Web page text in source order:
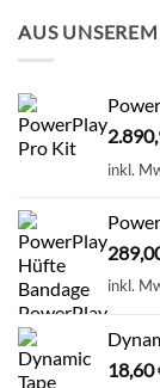
AUS
inkl.
inkl.
18,60